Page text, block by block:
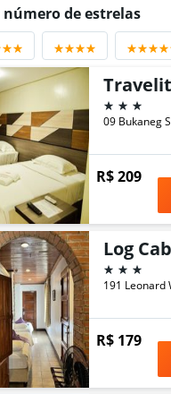
de estrelas
3 estrelas
R$ 209
3 estrelas
R$ 179